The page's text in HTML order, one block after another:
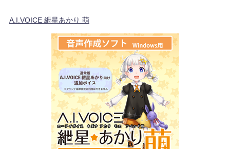
A.I.VOICE 紲星あかり 萌